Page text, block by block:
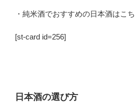
・純米酒でおすすめの日本酒はこ
[st-card id=256]
日本酒の選び方